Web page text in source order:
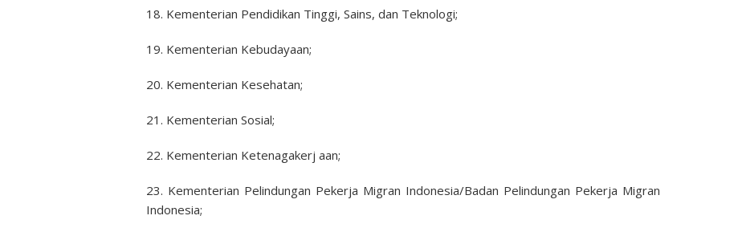
18. Kementerian Pendidikan Tinggi, Sains, dan Teknologi;
19. Kementerian Kebudayaan;
20. Kementerian Kesehatan;
21. Kementerian Sosial;
22. Kementerian Ketenagakerj aan;
23. Kementerian Pelindungan Pekerja Migran Indonesia/Badan Pelindungan Pekerja Migran
Indonesia;